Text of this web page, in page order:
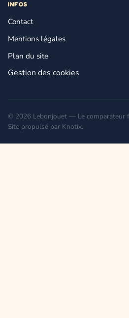
INFOS
Contact
Mentions légales
Plan du site
Gestion des cookies
© 2026 Lebonjouet — Le comparateur
Site propulsé par Knotix.